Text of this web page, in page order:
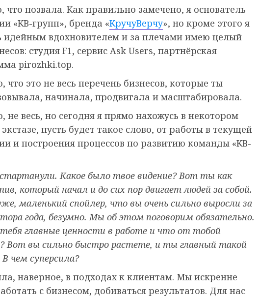
что позвала. Как правильно замечено, я основатель
«КВ-групп», бренда «КручуВерчу», но кроме этого я
идейным вдохновителем и за плечами имею целый
студия F1, сервис Ask Users, партнёрская
pirozhki.top.
что это не весь перечень бизнесов, которые ты
начинала, продвигала и масштабировала.
не весь, но сегодня я прямо нахожусь в некотором
пусть будет такое слово, от работы в текущей
и построения процессов по развитию команды «КВ-
Какое было твое видение? Вот ты как
который начал и до сих пор двигает людей за собой.
маленький спойлер, что вы очень сильно выросли за
года, безумно. Мы об этом поговорим обязательно.
главные ценности в работе и что от тобой
Вот вы сильно быстро растете, и ты главный такой
чем суперсила?
наверное, в подходах к клиентам. Мы искренне
с бизнесом, добиваться результатов. Для нас